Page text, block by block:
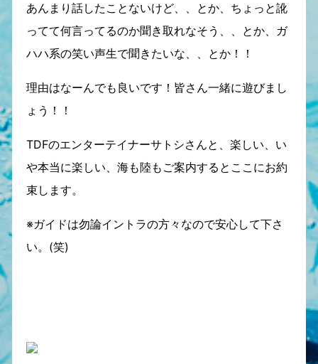
あんまり話したことないけど、、とか、ちょっと訛
ってて何言ってるのか聞き取れなそう、、とか、ガ
ハハ系の笑い声生で聞きたいな、、とか！！
理由はなーんでも良いです！皆さん一緒に遊びまし
ょう！！
TDFのエンターテイナーサトシさんと、楽しい、い
や本当に楽しい、海も陸もご案内するとここにお約
束します。
※ガイドは勿論イントラの方々なので安心して下さ
い。(笑)